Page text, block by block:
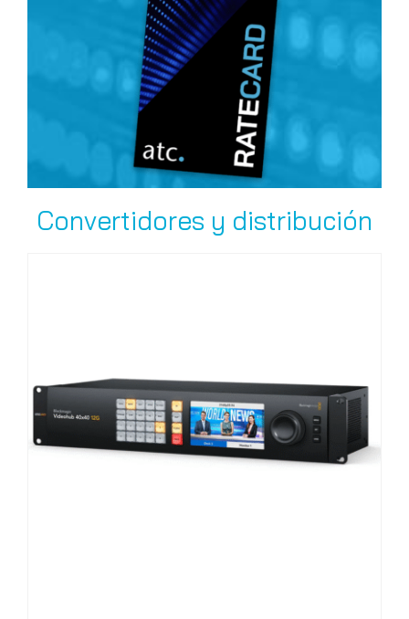
Convertidores y distribución